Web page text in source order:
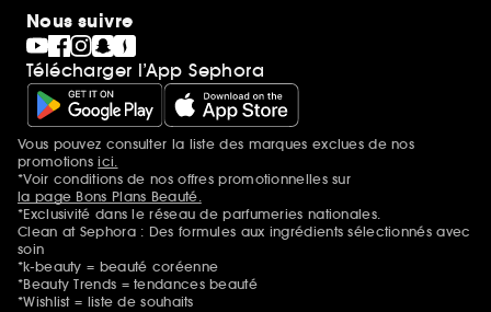
Nous suivre
Télécharger l’App Sephora
Mentions additionnelles
Vous pouvez consulter la liste des marques exclues de nos
promotionsici.
*Voir conditions de nos offres promotionnelles sur
la page Bons Plans Beauté.
*Exclusivité dans le réseau de parfumeries nationales.
Clean at Sephora : Des formules aux ingrédients sélectionnés avec
soin
*k-beauty = beauté coréenne
*Beauty Trends = tendances beauté
*Wishlist = liste de souhaits